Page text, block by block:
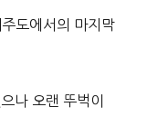
도에서의 마지막
나 오랜 뚜벅이